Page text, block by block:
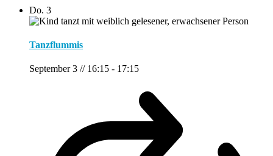
Do. 3
Tanzflummis
September 3 // 16:15 - 17:15